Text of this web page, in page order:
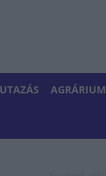
UTAZÁS AGRÁRIUM